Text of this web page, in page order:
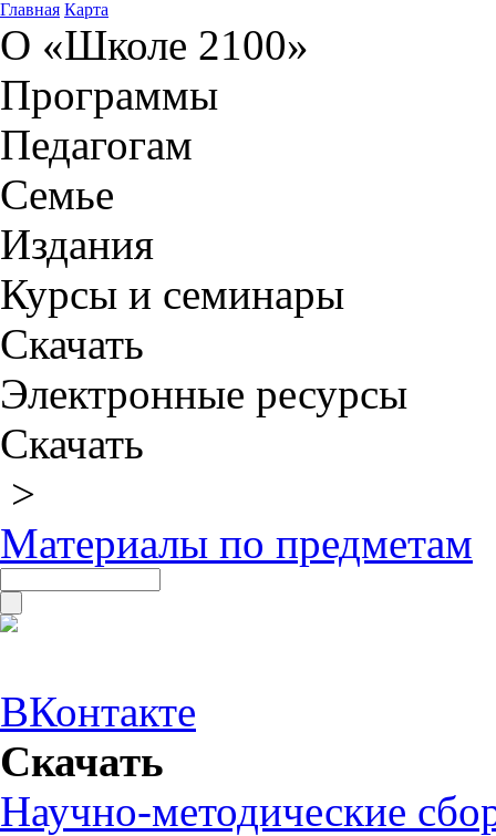
Главная Карта
О «Школе 2100»
Программы
Педагогам
Семье
Издания
Курсы и семинары
Скачать
Электронные ресурсы
Скачать
>
Материалы по предметам
ВКонтакте
Скачать
Научно-методические